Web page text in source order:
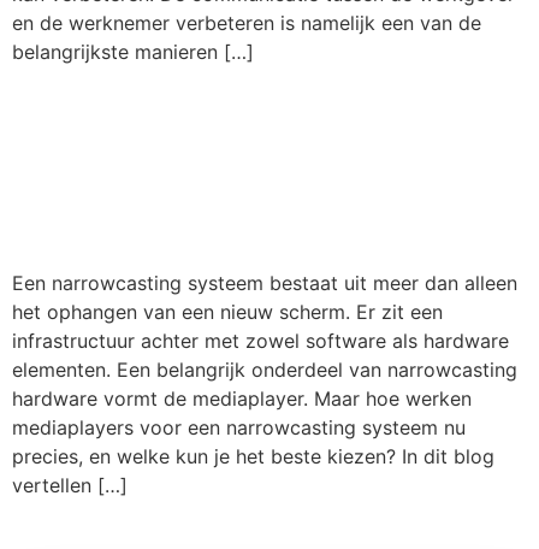
en de werknemer verbeteren is namelijk een van de
belangrijkste manieren […]
Een narrowcasting systeem bestaat uit meer dan alleen
het ophangen van een nieuw scherm. Er zit een
infrastructuur achter met zowel software als hardware
elementen. Een belangrijk onderdeel van narrowcasting
hardware vormt de mediaplayer. Maar hoe werken
mediaplayers voor een narrowcasting systeem nu
precies, en welke kun je het beste kiezen? In dit blog
vertellen […]